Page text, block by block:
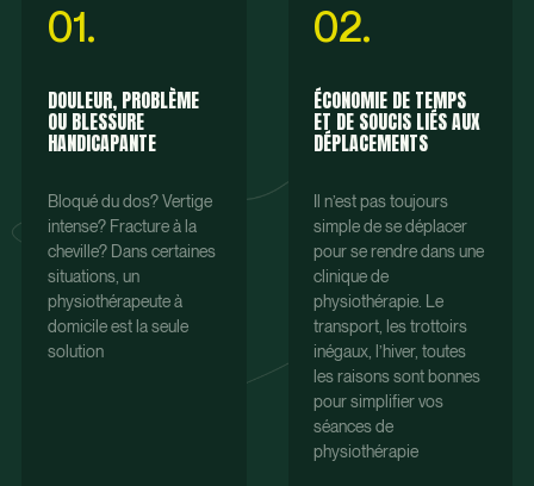
01.
DOULEUR, PROBLÈME
OU BLESSURE
HANDICAPANTE
Bloqué du dos? Vertige
intense? Fracture à la
cheville? Dans certaines
situations, un
physiothérapeute à
domicile est la seule
solution
02.
ÉCONOMIE DE TEMPS
ET DE SOUCIS LIÉS AUX
DÉPLACEMENTS
Il n’est pas toujours
simple de se déplacer
pour se rendre dans une
clinique de
physiothérapie. Le
transport, les trottoirs
inégaux, l’hiver, toutes
les raisons sont bonnes
pour simplifier vos
séances de
physiothérapie